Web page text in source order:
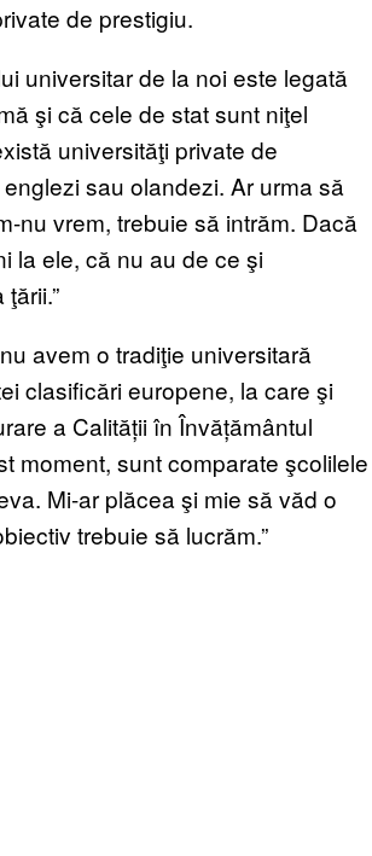
de prestigiu.
universitar de la noi este legată
şi că cele de stat sunt niţel
universităţi private de
sau olandezi. Ar urma să
nu vrem, trebuie să intrăm. Dacă
la ele, că nu au de ce şi
avem o tradiţie universitară
clasificări europene, la care şi
a Calității în Învățământul
moment, sunt comparate şcolilele
Mi-ar plăcea şi mie să văd o
trebuie să lucrăm.”